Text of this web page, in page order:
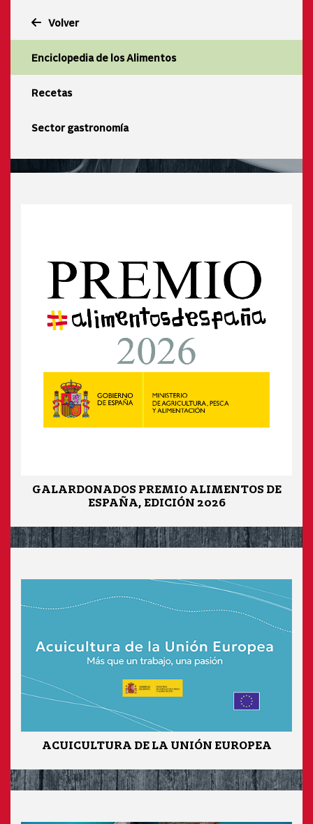
Volver
Enciclopedia de los Alimentos
Recetas
Sector gastronomía
GALARDONADOS PREMIO ALIMENTOS DE
ESPAÑA, EDICIÓN 2026
ACUICULTURA DE LA UNIÓN EUROPEA